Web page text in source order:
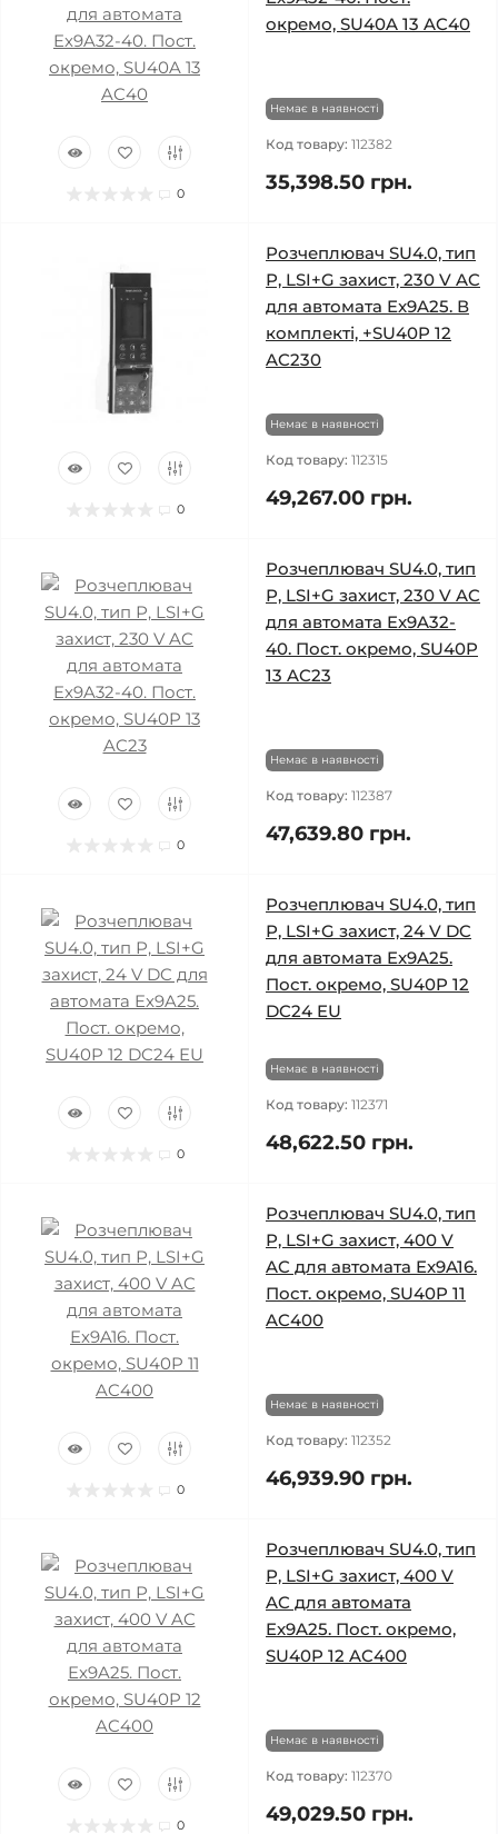
0
окремо, SU40A 13 AC40
Немає в наявності
Код товару: 112382
35,398.50 грн.
0
Розчеплювач SU4.0, тип
Р, LSI+G захист, 230 V AC
для автомата Ex9A25. В
комплекті, +SU40P 12
AC230
Немає в наявності
Код товару: 112315
49,267.00 грн.
0
Розчеплювач SU4.0, тип
Р, LSI+G захист, 230 V AC
для автомата Ex9A32-
40. Пост. окремо, SU40P
13 AC23
Немає в наявності
Код товару: 112387
47,639.80 грн.
0
Розчеплювач SU4.0, тип
Р, LSI+G захист, 24 V DC
для автомата Ex9A25.
Пост. окремо, SU40P 12
DC24 EU
Немає в наявності
Код товару: 112371
48,622.50 грн.
0
Розчеплювач SU4.0, тип
Р, LSI+G захист, 400 V
AC для автомата Ex9A16.
Пост. окремо, SU40P 11
AC400
Немає в наявності
Код товару: 112352
46,939.90 грн.
0
Розчеплювач SU4.0, тип
Р, LSI+G захист, 400 V
AC для автомата
Ex9A25. Пост. окремо,
SU40P 12 AC400
Немає в наявності
Код товару: 112370
49,029.50 грн.